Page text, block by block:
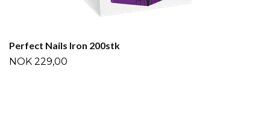
Perfect Nails Iron 200stk
NOK 229,00